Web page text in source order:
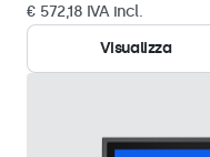
€ 572,18 IVA incl.
Visualizza